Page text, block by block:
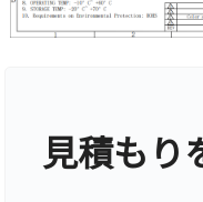
見積もり